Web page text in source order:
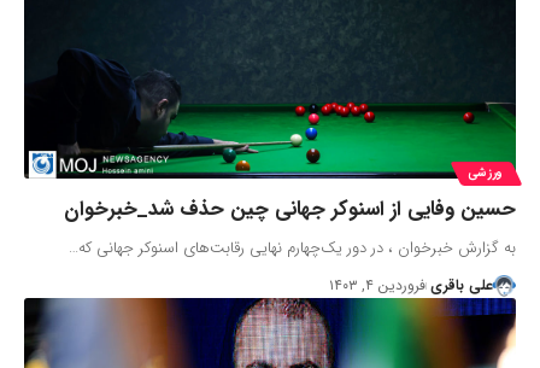
ورزشی
حسین وفایی از اسنوکر جهانی چین حذف شد_خبرخوان
به گزارش خبرخوان ، در دور یک‌چهارم نهایی رقابت‌های اسنوکر جهانی که…
علی باقری فروردین ۴, ۱۴۰۳